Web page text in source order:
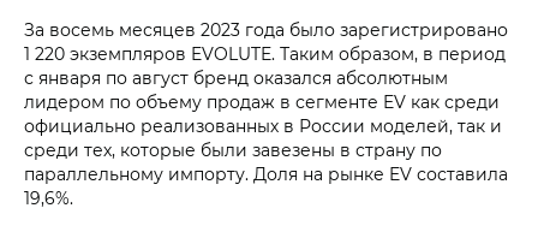
За восемь месяцев 2023 года было зарегистрировано
1 220 экземпляров EVOLUTE. Таким образом, в период
с января по август бренд оказался абсолютным
лидером по объему продаж в сегменте EV как среди
официально реализованных в России моделей, так и
среди тех, которые были завезены в страну по
параллельному импорту. Доля на рынке EV составила
19,6%.